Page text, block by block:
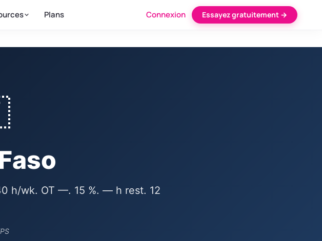
Plans Connexion Essayez gratuitement →
h/wk. OT —. 15 %. — h rest. 12